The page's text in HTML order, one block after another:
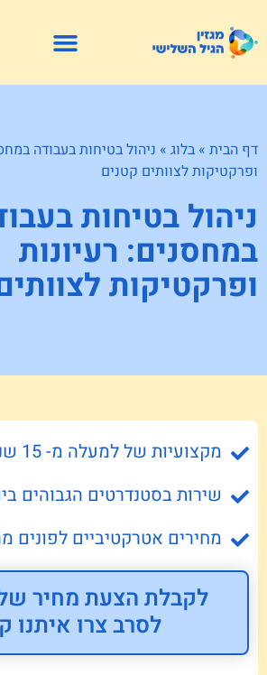
דף הבית » בלוג » ניהול בטיחות בעבודה
ופרקטיקות לצוותים קטנים
ניהול בטיחות
במחסנים: רעיונות
ופרקטיקות
מקצועיות של למעלה מ- 15 שנה.
שירות בסטנדרטים הגבוהים
מחירים אטרקטיביים לפונים
לקבלת הצעת מחיר
לסרב צרו איתנו